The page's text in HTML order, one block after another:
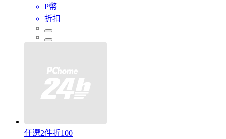
P幣
折扣
任選2件折100